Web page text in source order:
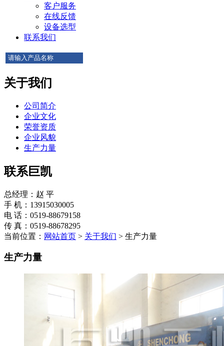
客户服务
在线反馈
设备选型
联系我们
关于我们
公司简介
企业文化
荣誉资质
企业风貌
生产力量
联系巨凯
总经理：赵 平
手 机：13915030005
电 话：0519-88679158
传 真：0519-88678295
当前位置： 网站首页 > 关于我们 > 生产力量
生产力量